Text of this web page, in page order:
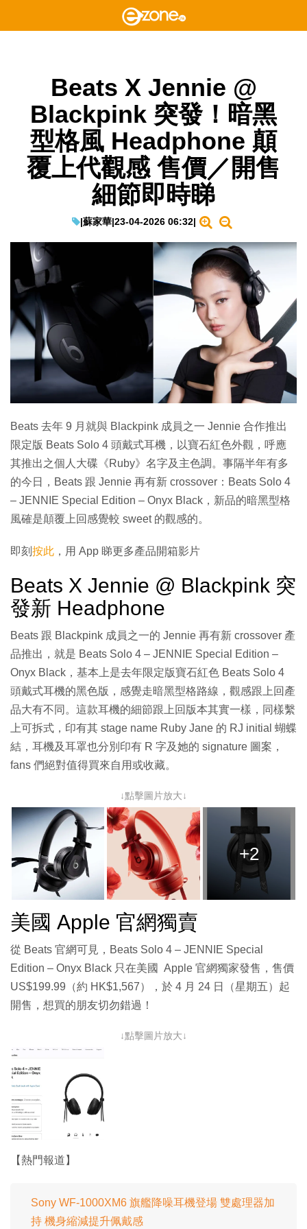
Beats X Jennie @
Blackpink 突發！暗黑
型格風 Headphone 顛
覆上代觀感 售價／開售
細節即時睇
|蘇家華|23-04-2026 06:32|
Beats 去年 9 月就與 Blackpink 成員之一 Jennie 合作推出
限定版 Beats Solo 4 頭戴式耳機，以寶石紅色外觀，呼應
其推出之個人大碟《Ruby》名字及主色調。事隔半年有多
的今日，Beats 跟 Jennie 再有新 crossover：Beats Solo 4
– JENNIE Special Edition – Onyx Black，新品的暗黑型格
風確是顛覆上回感覺較 sweet 的觀感的。
即刻 按此 ，用 App 睇更多產品開箱影片
Beats X Jennie @ Blackpink 突
發新 Headphone
Beats 跟 Blackpink 成員之一的 Jennie 再有新 crossover 產
品推出，就是 Beats Solo 4 – JENNIE Special Edition –
Onyx Black，基本上是去年限定版寶石紅色 Beats Solo 4
頭戴式耳機的黑色版，感覺走暗黑型格路線，觀感跟上回產
品大有不同。這款耳機的細節跟上回版本其實一樣，同樣繫
上可拆式，印有其 stage name Ruby Jane 的 RJ initial 蝴蝶
結，耳機及耳罩也分別印有 R 字及她的 signature 圖案，
fans 們絕對值得買來自用或收藏。
↓點擊圖片放大↓
+2
美國 Apple 官網獨賣
從 Beats 官網可見，Beats Solo 4 – JENNIE Special
Edition – Onyx Black 只在美國 Apple 官網獨家發售，售價
US$199.99（約 HK$1,567），於 4 月 24 日（星期五）起
開售，想買的朋友切勿錯過！
↓點擊圖片放大↓
【熱門報道】
Sony WF-1000XM6 旗艦降噪耳機登場 雙處理器加
持 機身縮減提升佩戴感